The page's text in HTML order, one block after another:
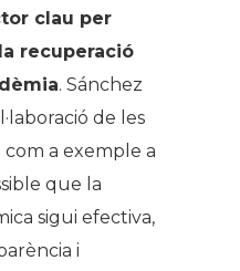
clau per
recuperació
. Sánchez
de les
com a exemple a
que la
sigui efectiva,
i